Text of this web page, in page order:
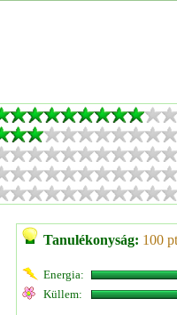
Tanulékonyság: 100 pt
Energia:
Küllem: